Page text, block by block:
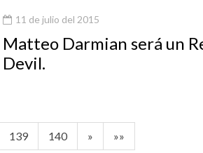
11 de julio del 2015
Matteo Darmian será un
Devil.
139 140 » »»